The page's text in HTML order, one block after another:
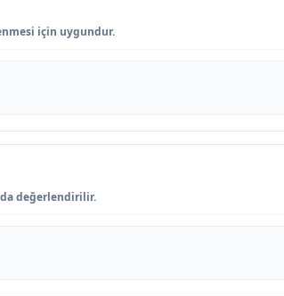
için uygundur.
değerlendirilir.